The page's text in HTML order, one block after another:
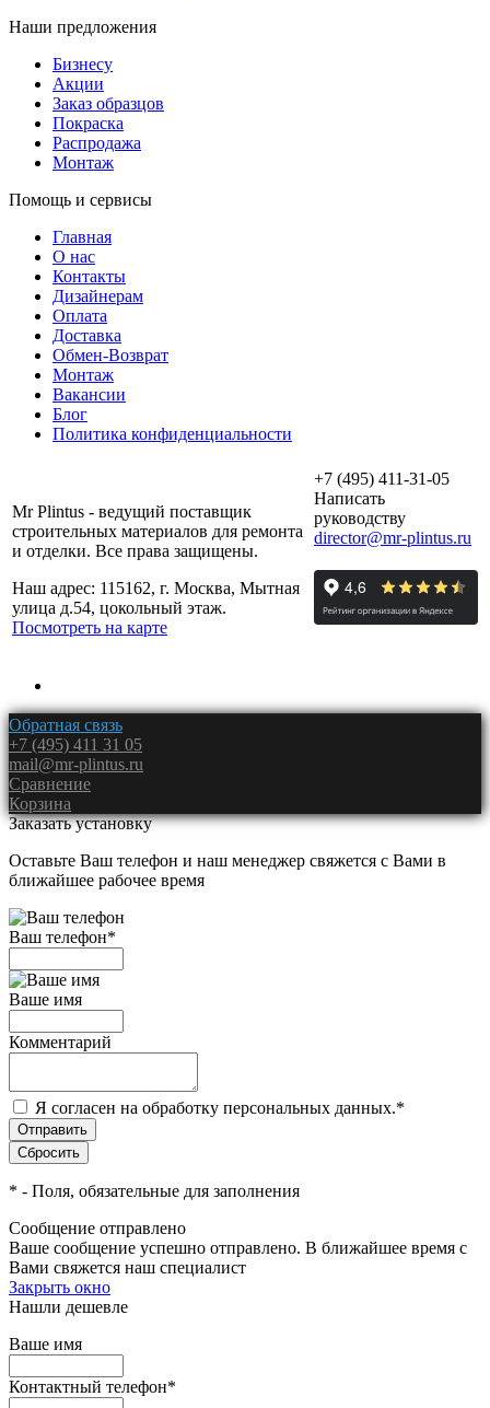
Наши предложения
Бизнесу
Акции
Заказ образцов
Покраска
Распродажа
Монтаж
Помощь и сервисы
Главная
О нас
Контакты
Дизайнерам
Оплата
Доставка
Обмен-Возврат
Монтаж
Вакансии
Блог
Политика конфиденциальности
Mr Plintus - ведущий поставщик
строительных материалов для ремонта
и отделки. Все права защищены.
Наш адрес: 115162, г. Москва, Мытная
улица д.54, цокольный этаж.
Посмотреть на карте
+7 (495) 411-31-05
Написать
руководству
director@mr-plintus.ru
Обратная связь
+7 (495) 411 31 05
mail@mr-plintus.ru
Сравнение
Корзина
Заказать установку
Оставьте Ваш телефон и наш менеджер свяжется с Вами в
ближайшее рабочее время
Ваш телефон*
Ваше имя
Комментарий
Я согласен на обработку персональных данных.*
* - Поля, обязательные для заполнения
Сообщение отправлено
Ваше сообщение успешно отправлено. В ближайшее время с
Вами свяжется наш специалист
Закрыть окно
Нашли дешевле
Ваше имя
Контактный телефон*